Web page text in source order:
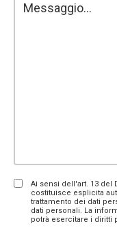
Ai sensi dell'art. 13 del
costituisce esplicita
trattamento dei dati
dati personali. La
potrà esercitare i diritti